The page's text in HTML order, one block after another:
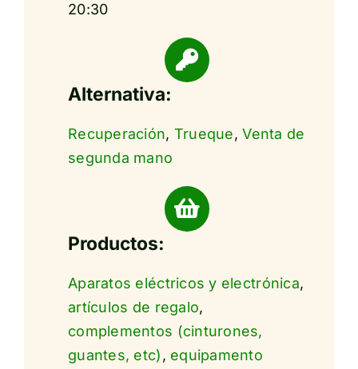
20:30
Alternativa:
Recuperación, Trueque,Venta de
segunda mano
Productos:
Aparatos eléctricos y electrónica,
artículos de regalo,
complementos (cinturones,
guantes, etc), equipamento